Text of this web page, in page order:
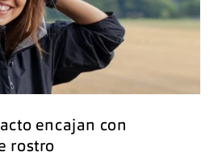
encajan con
rostro